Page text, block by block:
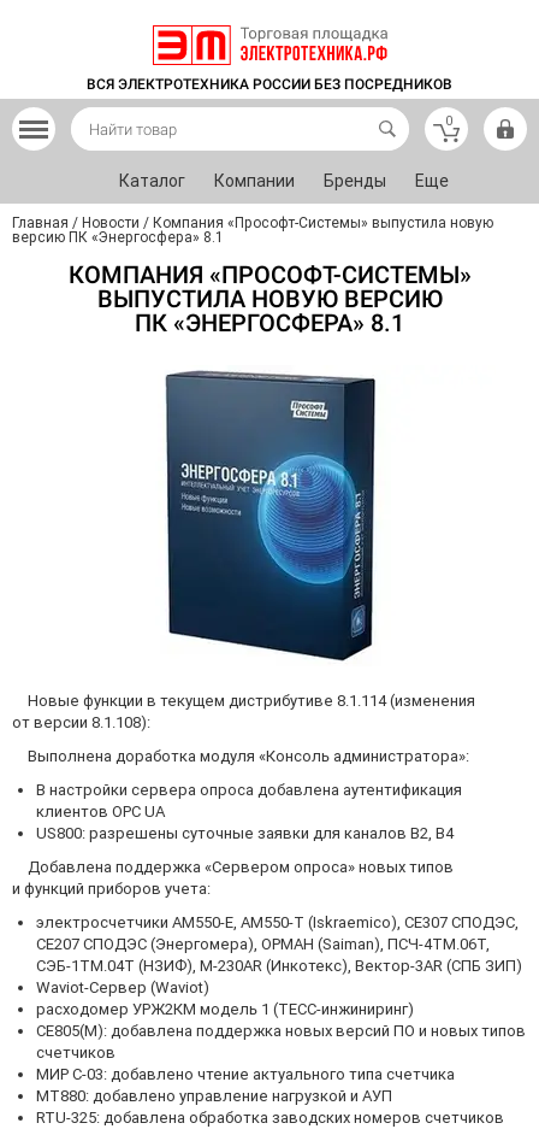
ВСЯ ЭЛЕКТРОТЕХНИКА РОССИИ БЕЗ ПОСРЕДНИКОВ
0
Каталог Компании Бренды Еще
Главная / Новости / Компания «Прософт-Системы» выпустила новую
версию ПК «Энергосфера» 8.1
КОМПАНИЯ «ПРОСОФТ-СИСТЕМЫ»
ВЫПУСТИЛА НОВУЮ ВЕРСИЮ
ПК «ЭНЕРГОСФЕРА» 8.1
Новые функции в текущем дистрибутиве 8.1.114 (изменения
от версии 8.1.108):
Выполнена доработка модуля «Консоль администратора»:
В настройки сервера опроса добавлена аутентификация
клиентов OPC UA
US800: разрешены суточные заявки для каналов B2, B4
Добавлена поддержка «Сервером опроса» новых типов
и функций приборов учета:
электросчетчики АМ550-Е, АМ550-Т (Iskraemico), CE307 СПОДЭС,
CE207 СПОДЭС (Энергомера), ОРМАН (Saiman), ПСЧ-4ТМ.06Т,
СЭБ-1ТМ.04Т (НЗИФ), М-230AR (Инкотекс), Вектор-3AR (СПБ ЗИП)
Waviot-Сервер (Waviot)
расходомер УРЖ2КМ модель 1 (ТЕСС-инжиниринг)
CE805(M): добавлена поддержка новых версий ПО и новых типов
счетчиков
МИР С-03: добавлено чтение актуального типа счетчика
МТ880: добавлено управление нагрузкой и АУП
RTU-325: добавлена обработка заводских номеров счетчиков